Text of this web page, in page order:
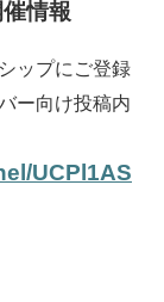
情報
ップにご登録
ー向け投稿内
UCPl1AS